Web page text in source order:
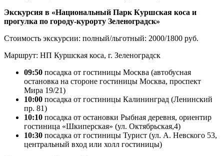
Экскурсия в «Национальный Парк Куршская коса и
прогулка по городу-курорту Зеленоградск»
Стоимость экскурсии: полный/льготный: 2000/1800 руб.
Маршрут: НП Куршская коса, г. Зеленоградск
09:50 посадка от гостиницы Москва (автобусная
остановка на стороне гостиницы Москва, проспект
Мира 19/21)
10:00 посадка от гостиницы Калининград (Ленинский
пр. 81)
10:10 посадка от остановки Рыбная деревня, ориентир
гостиница «Шкиперская» (ул. Октябрьская,4)
10:30 посадка от гостиницы Турист (ул. А. Невского 53,
центральный вход или холл гостиницы)